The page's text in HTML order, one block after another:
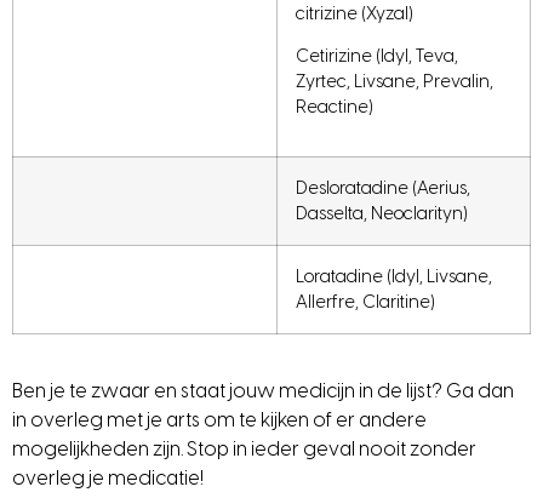
citrizine (Xyzal)
Cetirizine (Idyl, Teva,
Zyrtec, Livsane, Prevalin,
Reactine)
Desloratadine (Aerius,
Dasselta, Neoclarityn)
Loratadine (Idyl, Livsane,
Allerfre, Claritine)
Ben je te zwaar en staat jouw medicijn in de lijst? Ga dan
in overleg met je arts om te kijken of er andere
mogelijkheden zijn. Stop in ieder geval nooit zonder
overleg je medicatie!